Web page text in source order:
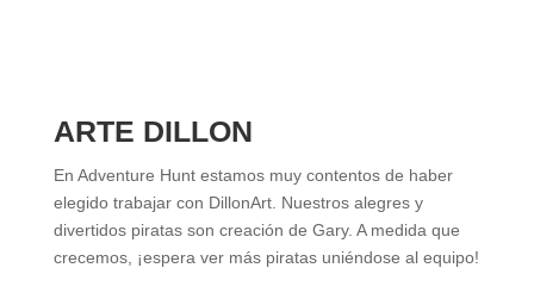
ARTE DILLON
En Adventure Hunt estamos muy contentos de haber
elegido trabajar con DillonArt. Nuestros alegres y
divertidos piratas son creación de Gary. A medida que
crecemos, ¡espera ver más piratas uniéndose al equipo!